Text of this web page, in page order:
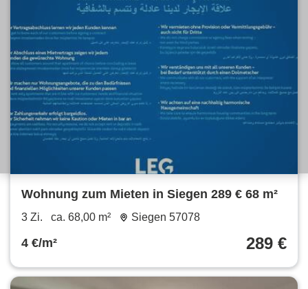
Wohnung zum Mieten in Siegen 289 € 68 m²
3 Zi. ca. 68,00 m² Siegen 57078
4 €/m² 289 €